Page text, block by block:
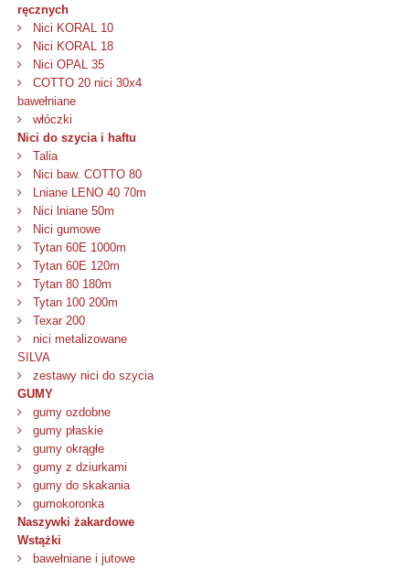
ręcznych
Nici KORAL 10
Nici KORAL 18
Nici OPAL 35
COTTO 20 nici 30x4
bawełniane
włóczki
Nici do szycia i haftu
Talia
Nici baw. COTTO 80
Lniane LENO 40 70m
Nici lniane 50m
Nici gumowe
Tytan 60E 1000m
Tytan 60E 120m
Tytan 80 180m
Tytan 100 200m
Texar 200
nici metalizowane
SILVA
zestawy nici do szycia
GUMY
gumy ozdobne
gumy płaskie
gumy okrągłe
gumy z dziurkami
gumy do skakania
gumokoronka
Naszywki żakardowe
Wstążki
bawełniane i jutowe